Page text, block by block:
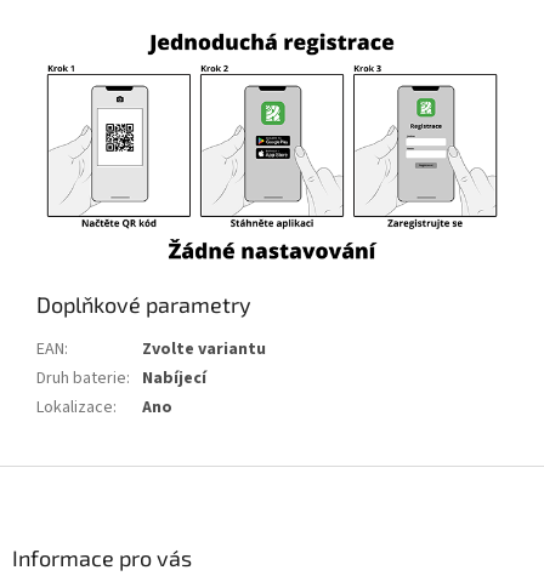
Doplňkové parametry
EAN:
Zvolte variantu
Druh baterie: Nabíjecí
Lokalizace: Ano
Informace pro vás